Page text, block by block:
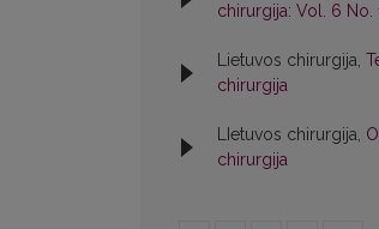
chirurgija: Vol. 6
Lietuvos chirurgija,
chirurgija
LIetuvos chirurgija,
chirurgija